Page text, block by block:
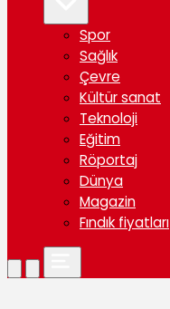
Spor
Sağlık
Çevre
Kültür sanat
Teknoloji
Eğitim
Röportaj
Dünya
Magazin
Fındık fiyatları